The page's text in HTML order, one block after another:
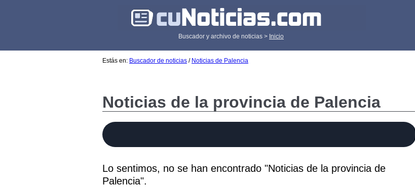
Buscador y archivo de noticias > Inicio
Estás en: Buscador de noticias / Noticias de Palencia
Noticias de la provincia de Palencia
Lo sentimos, no se han encontrado "Noticias de la provincia de
Palencia".